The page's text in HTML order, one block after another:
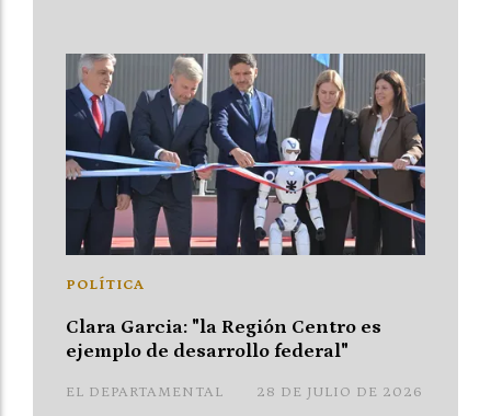
Clara Garcia: "la Región Centro es
ejemplo de desarrollo federal"
EL DEPARTAMENTAL
POLÍTICA
28 DE JULIO DE 2026